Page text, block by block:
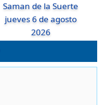
Saman de la Suerte
jueves 6 de agosto
2026